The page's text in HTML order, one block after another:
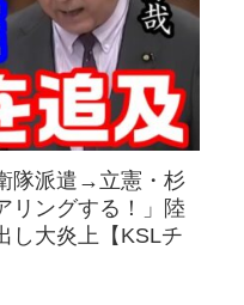
隊派遣→立憲・杉
リングする！」陸
し大炎上【KSLチ